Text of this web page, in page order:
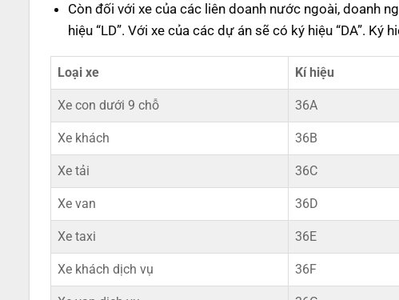
Còn đối với xe của các liên doanh nước ngoài, doanh
hiệu “LD”. Với xe của các dự án sẽ có ký hiệu “DA”. Ký
Loại xe Kí hiệu
Xe con dưới 9 chỗ 36A
Xe khách 36B
Xe tải 36C
Xe van 36D
Xe taxi 36E
Xe khách dịch vụ 36F